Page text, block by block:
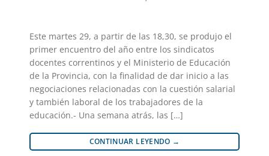
Este martes 29, a partir de las 18,30, se produjo el
primer encuentro del año entre los sindicatos
docentes correntinos y el Ministerio de Educación
de la Provincia, con la finalidad de dar inicio a las
negociaciones relacionadas con la cuestión salarial
y también laboral de los trabajadores de la
educación.- Una semana atrás, las […]
CONTINUAR LEYENDO →